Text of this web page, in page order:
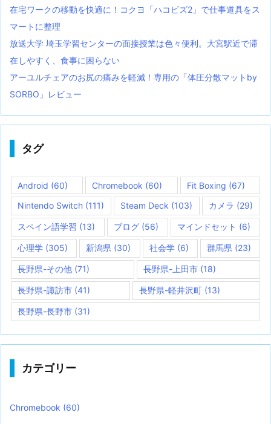
在宅ワークの移動を快適に！コクヨ「ハコビズ2」で仕事道具をス
マートに整理
放送大学 埼玉学習センターの面接授業は色々便利。大宮駅近で滞
在しやすく、食事に困らない
アーユルチェアのお尻の痛みを軽減！専用の「体圧分散マットby
SORBO」レビュー
タグ
Android (60) Chromebook (60) Fit Boxing (67)
Nintendo Switch (111) Steam Deck (103) カメラ (29)
スペイン語学習 (13) ブログ (56) マインドセット (6)
心理学 (305) 新潟県 (30) 社会学(6) 群馬県 (23)
長野県-その他 (71) 長野県-上田市(18)
長野県-諏訪市 (41) 長野県-軽井沢町 (13)
長野県-長野市 (31)
カテゴリー
Chromebook (60)